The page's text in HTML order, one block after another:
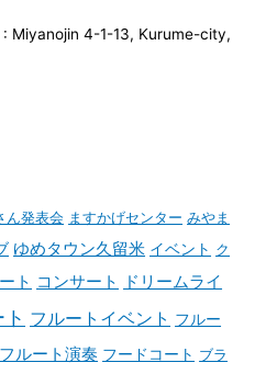
Miyanojin 4-1-13, Kurume-city,
ん発表会 ますかげセンター みやま
ゆめタウン久留米 イベント ク
ト コンサート
ドリームライ
フルートイベント フルー
フルート演奏 フードコート ブラ